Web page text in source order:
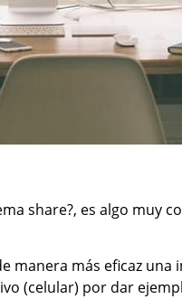
share?, es algo muy
manera más eficaz
(celular) por dar